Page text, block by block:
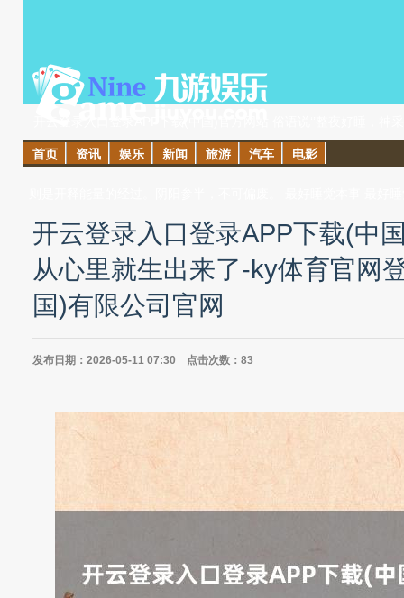
那么怎样睡觉最补呢？ 老子讲：‘’一阴一阳谓之说念‘’。无为来
首页 资讯 娱乐 新闻 旅游 汽车 电影
开云登录入口登录APP下载(中
从心里就生出来了-ky体育官网
国)有限公司官网
发布日期：2026-05-11 07:30 点击次数：83